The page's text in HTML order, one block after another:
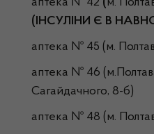
аптека № 42 (м.
(ІНСУЛІНИ Є В
аптека № 45 (м.
аптека № 46
Сагайдачного, 8-б)
аптека № 48 (м.